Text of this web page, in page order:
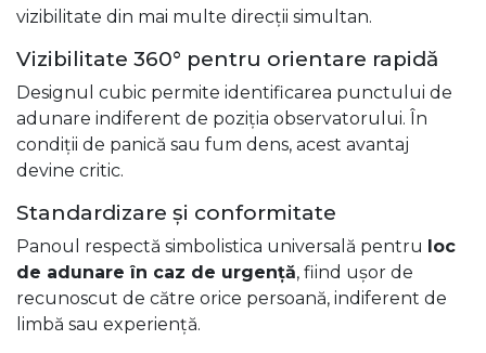
vizibilitate din mai multe direcții simultan.
Vizibilitate 360° pentru orientare rapidă
Designul cubic permite identificarea punctului de
adunare indiferent de poziția observatorului. În
condiții de panică sau fum dens, acest avantaj
devine critic.
Standardizare și conformitate
Panoul respectă simbolistica universală pentru loc
de adunare în caz de urgență, fiind ușor de
recunoscut de către orice persoană, indiferent de
limbă sau experiență.